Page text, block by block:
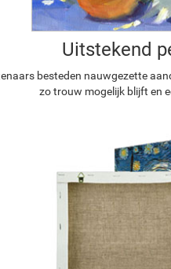
Uitstekend
besteden nauwgezette
zo trouw mogelijk blijft en